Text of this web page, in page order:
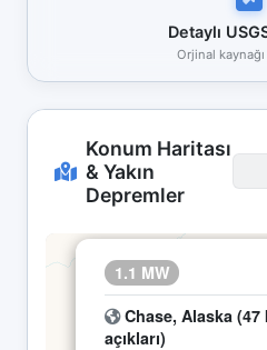
Detaylı
Orjinal
Konum Haritası
& Yakın
Depremler
1.1 MW
Chase, Alaska
açıkları)